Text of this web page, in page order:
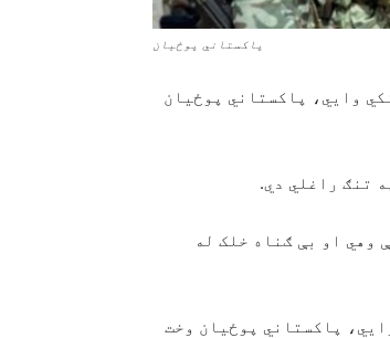
پاکستاني پوځيان
وایي، پاکستاني پوځیان
تنګ راغلي دي.
وهي او بې ګناه خلک له
پاکستاني پوځیان وخت